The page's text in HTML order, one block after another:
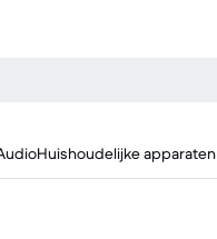
Huishoudelijke apparaten